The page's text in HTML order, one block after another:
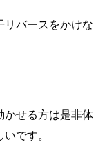
リバースをかけな
かせる方は是非体
です。